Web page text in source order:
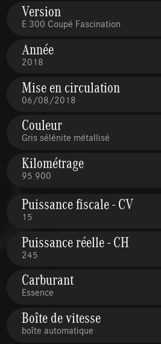
Version
E 300 Coupé Fascination
Année
2018
Mise en circulation
06/08/2018
Couleur
Gris sélénite métallisé
Kilométrage
95 900
Puissance fiscale - CV
15
Puissance réelle - CH
245
Carburant
Essence
Boîte de vitesse
boîte automatique